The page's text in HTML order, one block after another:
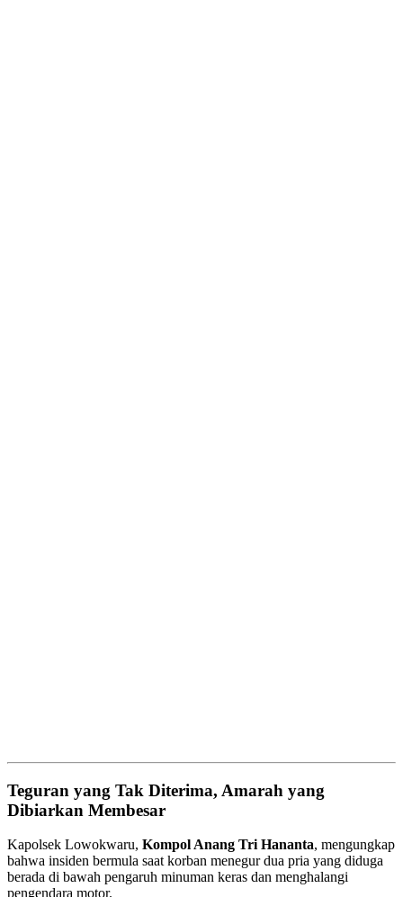
Teguran yang Tak Diterima, Amarah yang
Dibiarkan Membesar
Kapolsek Lowokwaru, Kompol Anang Tri Hananta, mengungkap
bahwa insiden bermula saat korban menegur dua pria yang diduga
berada di bawah pengaruh minuman keras dan menghalangi
pengendara motor.